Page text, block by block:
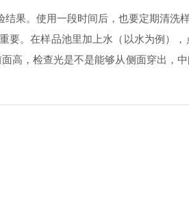
果。使用一段时间后，也要定期清洗样
。在样品池里加上水（以水为例）
高，检查光是不是能够从侧面穿出，